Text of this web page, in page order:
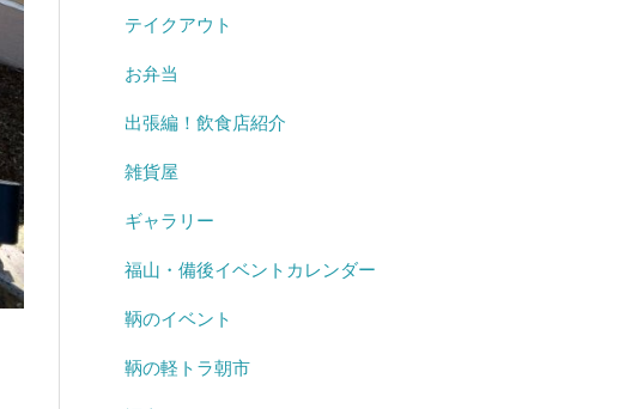
テイクアウト
お弁当
出張編！飲食店紹介
雑貨屋
ギャラリー
福山・備後イベントカレンダー
鞆のイベント
鞆の軽トラ朝市